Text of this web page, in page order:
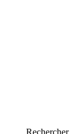
Rechercher